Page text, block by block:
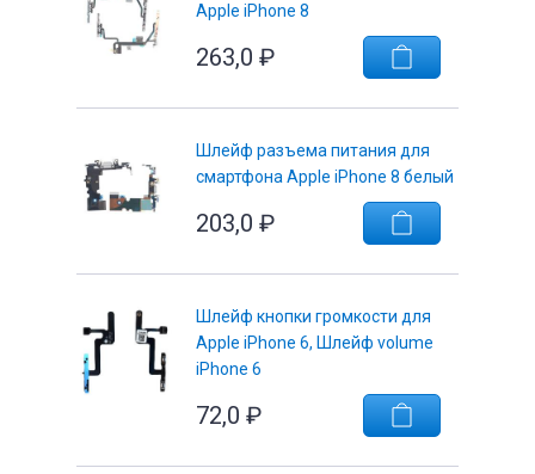
Apple iPhone 8
263,0 ₽
Шлейф разъема питания для
смартфона Apple iPhone 8 белый
203,0 ₽
Шлейф кнопки громкости для
Apple iPhone 6, Шлейф volume
iPhone 6
72,0 ₽